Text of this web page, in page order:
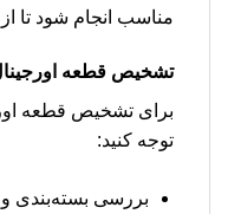
مناسب انجام شود تا
تشخیص قطعه
برای تشخیص قطعه
توجه کنید:
بررسی بسته‌بندی و